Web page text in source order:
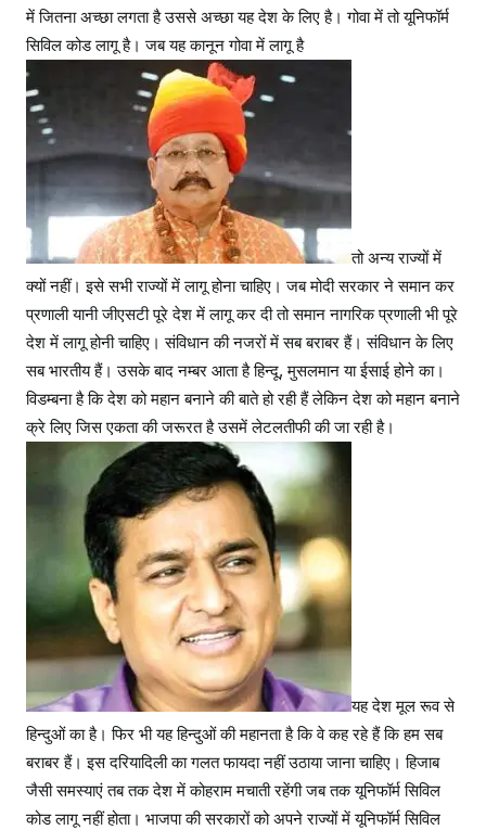
ओ
में जितना अच्छा लगता है उससे अच्छा यह देश के लिए है। गोवा में तो यूनिफॉर्म
सिविल कोड लागू है। जब यह कानून गोवा में लागू है
तो अन्य राज्यों में
क्यों नहीं। इसे सभी राज्यों में लागू होना चाहिए। जब मोदी सरकार ने समान कर
प्रणाली यानी जीएसटी पूरे देश में लागू कर दी तो समान नागरिक प्रणाली भी पूरे
देश में लागू होनी चाहिए। संविधान की नजरों में सब बराबर हैं। संविधान के लिए
सब भारतीय हैं। उसके बाद नम्बर आता है हिन्दू, मुसलमान या ईसाई होने का।
विडम्बना है कि देश को महान बनाने की बाते हो रही हैं लेकिन देश को महान बनाने
क्रे लिए जिस एकता की जरूरत है उसमें लेटलतीफी की जा रही है।
यह देश मूल रूव से
हिन्दुओं का है। फिर भी यह हिन्दुओं की महानता है कि वे कह रहे हैं कि हम सब
बराबर हैं। इस दरियादिली का गलत फायदा नहीं उठाया जाना चाहिए। हिजाब
जैसी समस्याएं तब तक देश में कोहराम मचाती रहेंगी जब तक यूनिफॉर्म सिविल
कोड लागू नहीं होता। भाजपा की सरकारों को अपने राज्यों में यूनिफॉर्म सिविल